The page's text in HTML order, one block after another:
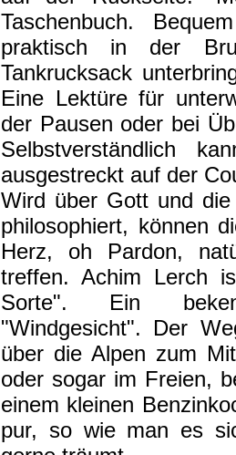
Taschenbuch.
praktisch in der
Tankrucksack
Eine Lektüre für
der Pausen oder bei
Selbstverständlich
ausgestreckt auf der
Wird über Gott und
philosophiert, können
Herz, oh Pardon,
treffen. Achim Lerch
Sorte". Ein
"Windgesicht". Der
über die Alpen zum
oder sogar im Freien,
einem kleinen
pur, so wie man es